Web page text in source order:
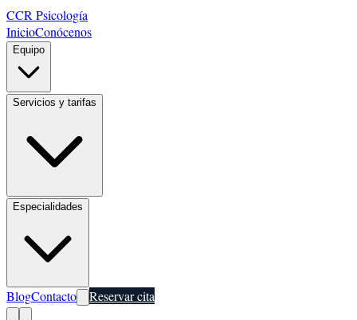
CCR Psicología
InicioConócenos
Equipo
Servicios y tarifas
Especialidades
BlogContacto Reservar cita